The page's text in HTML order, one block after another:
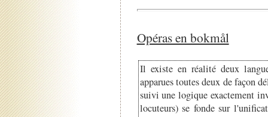
Opéras en bokmål
Il existe en réalité deux
apparues toutes deux de façon
suivi une logique exactement
locuteurs) se fonde sur